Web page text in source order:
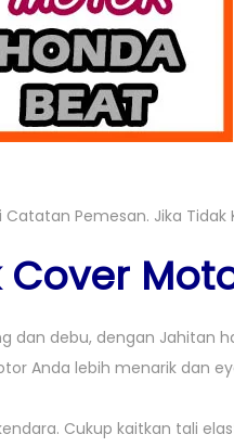
Pemesan. Jika Tidak
dan debu, dengan Jahitan
Anda lebih menarik dan
Cukup kaitkan tali